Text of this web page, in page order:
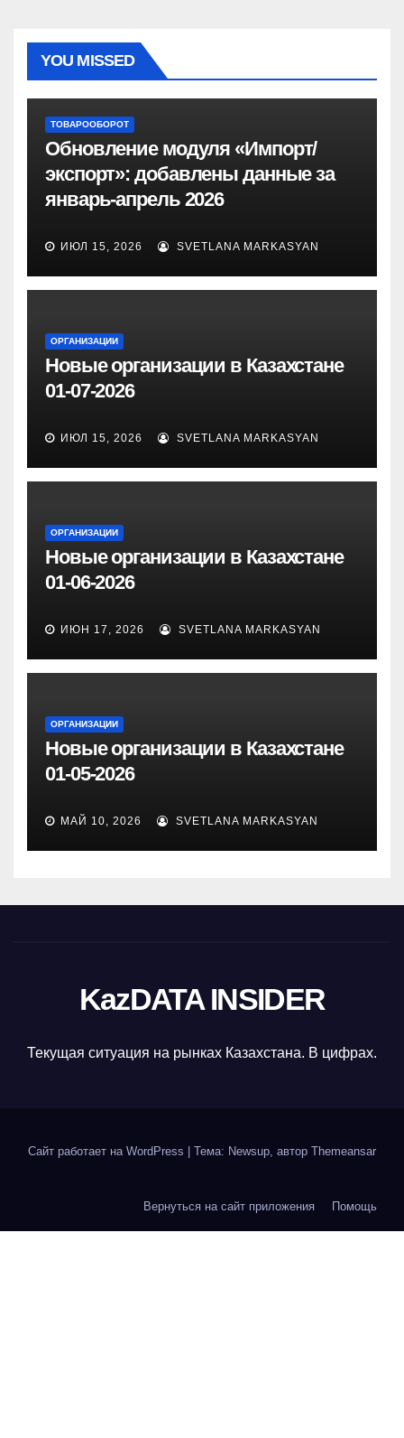
YOU MISSED
ТОВАРООБОРОТ
Обновление модуля «Импорт/
экспорт»: добавлены данные за
январь-апрель 2026
ИЮЛ 15, 2026 SVETLANA MARKASYAN
ОРГАНИЗАЦИИ
Новые организации в Казахстане
01-07-2026
ИЮЛ 15, 2026 SVETLANA MARKASYAN
ОРГАНИЗАЦИИ
Новые организации в Казахстане
01-06-2026
ИЮН 17, 2026 SVETLANA MARKASYAN
ОРГАНИЗАЦИИ
Новые организации в Казахстане
01-05-2026
МАЙ 10, 2026 SVETLANA MARKASYAN
KazDATA INSIDER
Текущая ситуация на рынках Казахстана. В цифрах.
Сайт работает на WordPress | Тема: Newsup, автор Themeansar
Вернуться на сайт приложения Помощь